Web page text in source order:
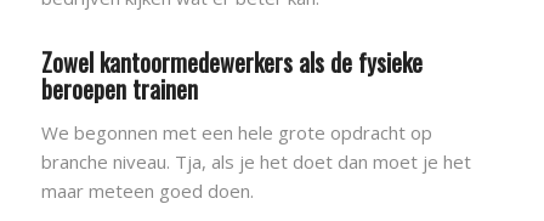
Zowel kantoormedewerkers als de fysieke
beroepen trainen
We begonnen met een hele grote opdracht op
branche niveau. Tja, als je het doet dan moet je het
maar meteen goed doen.